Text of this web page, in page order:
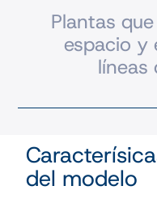
Plantas
espacio y
líneas
del modelo